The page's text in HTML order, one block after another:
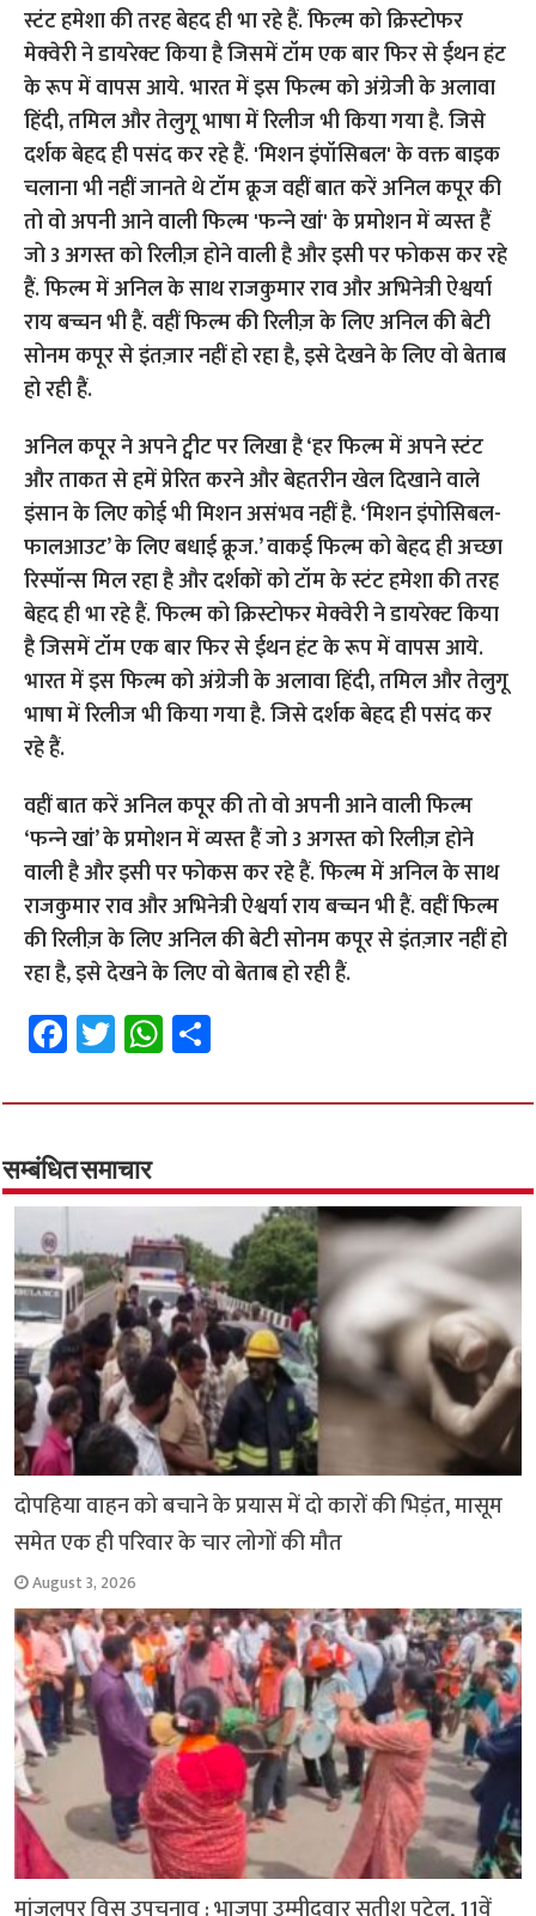
अनिल कपूर ने अपने ट्वीट पर लिखा है ‘हर फिल्म में अपने स्टंट
और ताकत से हमें प्रेरित करने और बेहतरीन खेल दिखाने वाले
इंसान के लिए कोई भी मिशन असंभव नहीं है. ‘मिशन इंपोसिबल-
फालआउट’ के लिए बधाई क्रूज.’ वाकई फिल्म को बेहद ही अच्छा
रिस्पॉन्स मिल रहा है और दर्शकों को टॉम के स्टंट हमेशा की तरह
बेहद ही भा रहे हैं. फिल्म को क्रिस्टोफर मेक्वेरी ने डायरेक्ट किया
है जिसमें टॉम एक बार फिर से ईथन हंट के रूप में वापस आये.
भारत में इस फिल्म को अंग्रेजी के अलावा हिंदी, तमिल और तेलुगू
भाषा में रिलीज भी किया गया है. जिसे दर्शक बेहद ही पसंद कर
रहे हैं.
वहीं बात करें अनिल कपूर की तो वो अपनी आने वाली फिल्म
‘फन्‍ने खां’ के प्रमोशन में व्यस्त हैं जो 3 अगस्त को रिलीज़ होने
वाली है और इसी पर फोकस कर रहे हैं. फिल्म में अनिल के साथ
राजकुमार राव और अभिनेत्री ऐश्वर्या राय बच्चन भी हैं. वहीं फिल्म
की रिलीज़ के लिए अनिल की बेटी सोनम कपूर से इंतज़ार नहीं हो
रहा है, इसे देखने के लिए वो बेताब हो रही हैं.
Fa
ce
b
o
o
k
T
wi
tt
er
W
h
at
p
p
ar
सम्बंधित समाचार
दोपहिया वाहन को बचाने के प्रयास में दो कारों की भिड़ंत, मासूम
समेत एक ही परिवार के चार लोगों की मौत
August 3, 2026